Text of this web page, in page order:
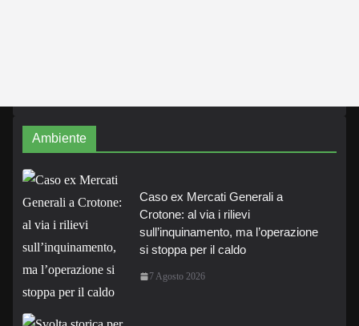
Ambiente
Caso ex Mercati Generali a
Crotone: al via i rilievi
sull’inquinamento, ma l’operazione
si stoppa per il caldo
7 Agosto 2026